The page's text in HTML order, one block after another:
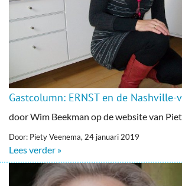
Gastcolumn: ERNST en de Nashville-
door Wim Beekman op de website van
Door: Piety Veenema, 24 januari 2019
Lees verder »